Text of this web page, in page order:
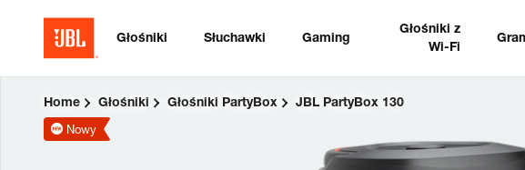
Głośniki Słuchawki Gaming
Głośniki z
Wi-Fi
Home Głośniki Głośniki PartyBox JBL PartyBox 130
Nowy